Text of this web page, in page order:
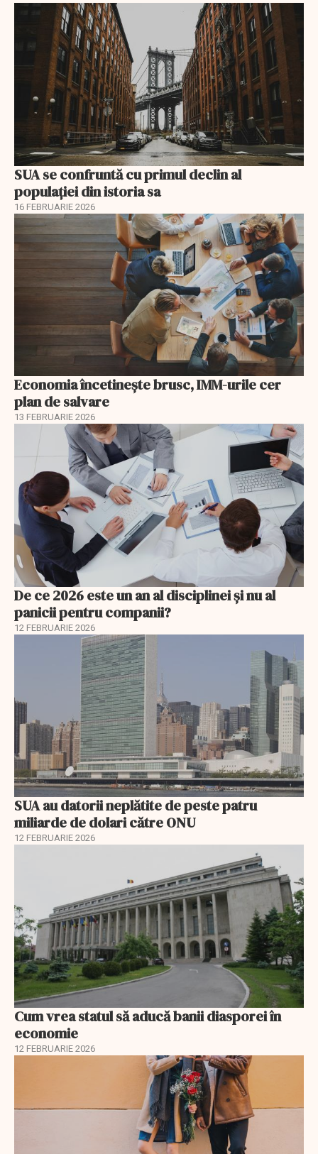
SUA se confruntă cu primul declin al
populației din istoria sa
16 FEBRUARIE 2026
Economia încetinește brusc, IMM-urile cer
plan de salvare
13 FEBRUARIE 2026
De ce 2026 este un an al disciplinei și nu al
panicii pentru companii?
12 FEBRUARIE 2026
SUA au datorii neplătite de peste patru
miliarde de dolari către ONU
12 FEBRUARIE 2026
Cum vrea statul să aducă banii diasporei în
economie
12 FEBRUARIE 2026